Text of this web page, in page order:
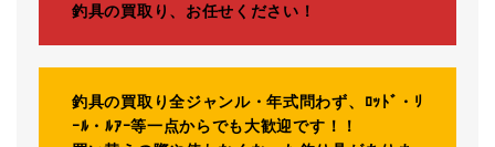
釣具の買取り、お任せください！
釣具の買取り全ジャンル・年式問わず、ﾛｯﾄﾞ・ﾘ
ｰﾙ・ﾙｱｰ等一点からでも大歓迎です！！